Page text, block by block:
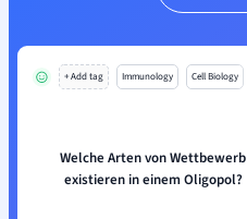
+ Add tag Immunology Cell Biology
Welche Arten von Wettbewerb
existieren in einem Oligopol?